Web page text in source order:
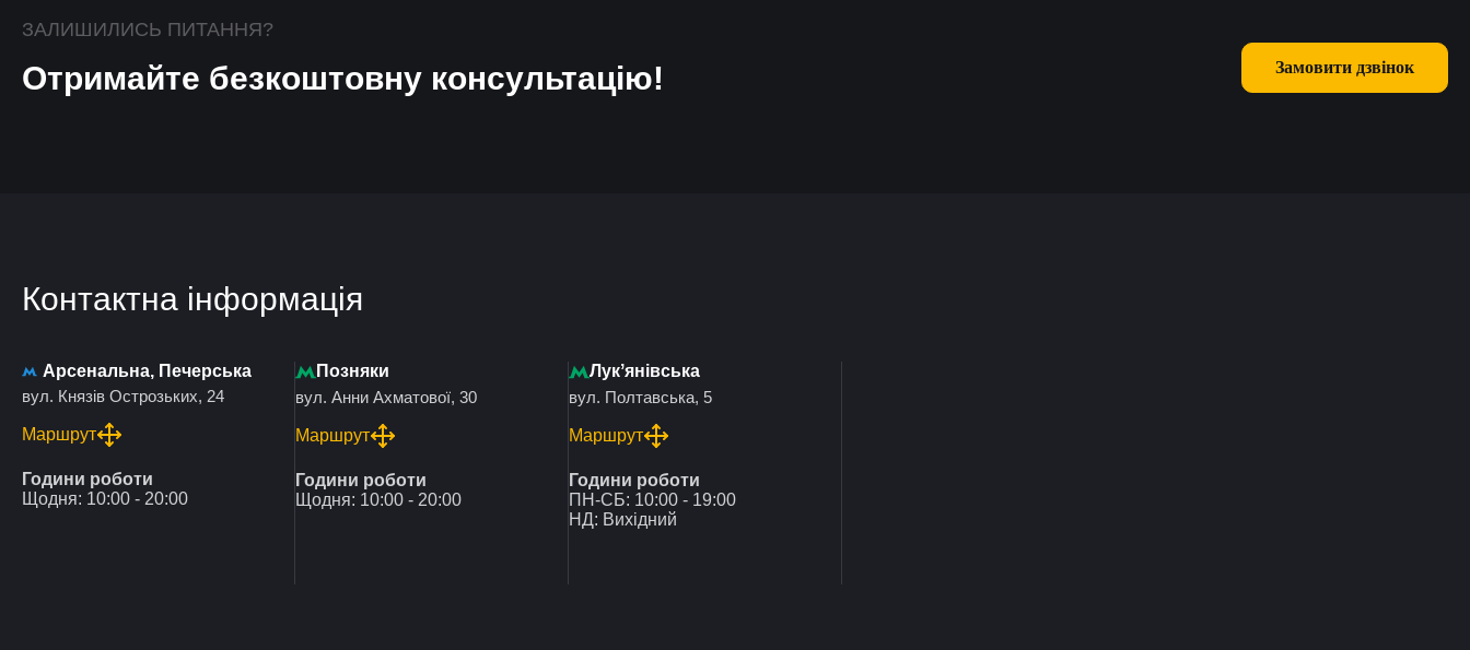
ЗАЛИШИЛИСЬ ПИТАННЯ?
Отримайте безкоштовну консультацію! Замовити дзвінок
Контактна інформація
Арсенальна, Печерська
вул. Князів Острозьких, 24
Маршрут
Години роботи
Щодня: 10:00 - 20:00
Позняки
вул. Анни Ахматової, 30
Маршрут
Години роботи
Щодня: 10:00 - 20:00
Лукʼянівська
вул. Полтавська, 5
Маршрут
Години роботи
ПН-СБ: 10:00 - 19:00
НД: Вихідний